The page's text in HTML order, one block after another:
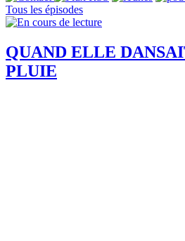
Tous les épisodes
QUAND ELLE
PLUIE